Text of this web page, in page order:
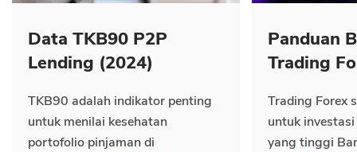
Data TKB90 P2P
Lending (2024)
TKB90 adalah indikator penting
untuk menilai kesehatan
portofolio pinjaman di
Panduan
Trading
Trading Forex
untuk
yang tinggi